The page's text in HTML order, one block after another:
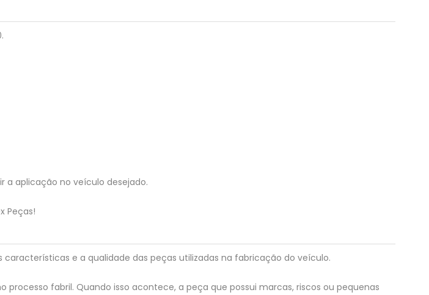
a aplicação no veículo desejado.
Peças!
e a qualidade das peças utilizadas na fabricação do veículo.
fabril. Quando isso acontece, a peça que possui marcas, riscos ou pequenas